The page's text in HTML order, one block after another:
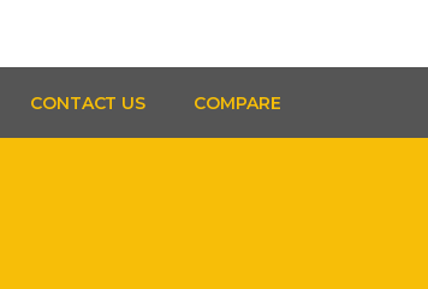
CONTACT US COMPARE